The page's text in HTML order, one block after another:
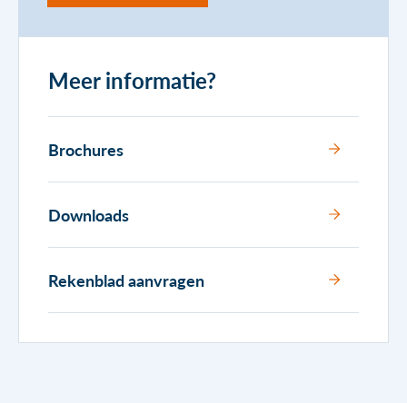
Meer informatie?
Brochures
Downloads
Rekenblad aanvragen